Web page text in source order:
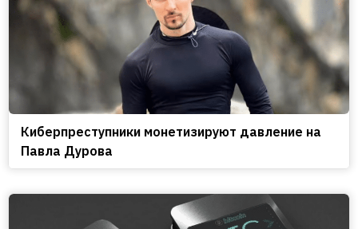
Киберпреступники монетизируют давление на
Павла Дурова